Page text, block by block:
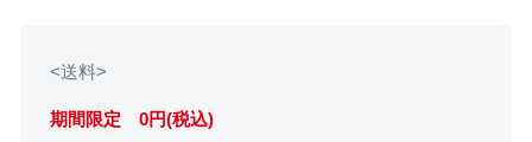
<送料>
期間限定 0円(税込)